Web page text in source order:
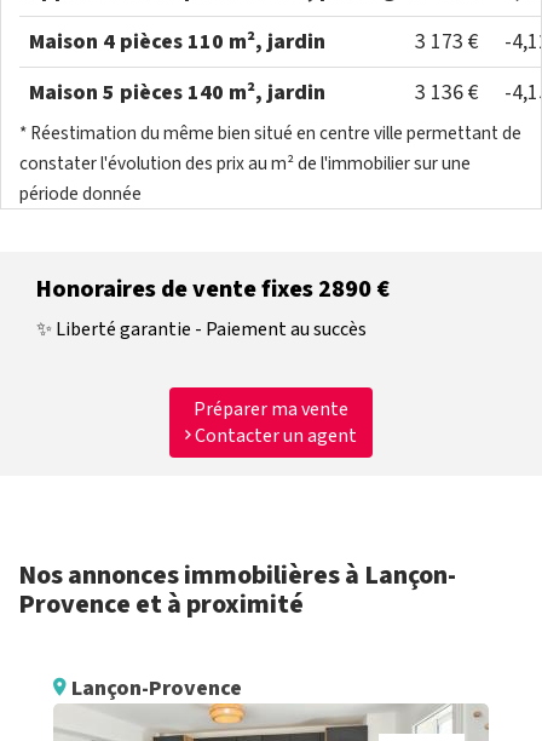
Maison 4 pièces 110 m², jardin
3 173 €
-
Maison 5 pièces 140 m², jardin
3 136 € -
* Réestimation du même bien situé en centre ville permettant de
constater l'évolution des prix au m² de l'immobilier sur une
période donnée
Honoraires de vente fixes 2890 €
✨ Liberté garantie - Paiement au succès
Préparer ma vente
Contacter un agent
Nos annonces immobilières à Lançon-
Provence et à proximité
Lançon-Provence